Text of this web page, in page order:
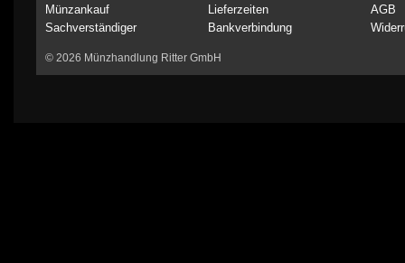
Münzankauf
Sachverständiger
Lieferzeiten
Bankverbindung
AGB
© 2026 Münzhandlung Ritter GmbH